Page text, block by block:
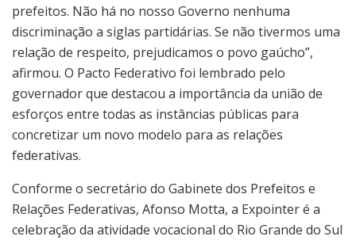
prefeitos. Não há no nosso Governo nenhuma
discriminação a siglas partidárias. Se não tivermos uma
relação de respeito, prejudicamos o povo gaúcho”,
afirmou. O Pacto Federativo foi lembrado pelo
governador que destacou a importância da união de
esforços entre todas as instâncias públicas para
concretizar um novo modelo para as relações
federativas.
Conforme o secretário do Gabinete dos Prefeitos e
Relações Federativas, Afonso Motta, a Expointer é a
celebração da atividade vocacional do Rio Grande do Sul